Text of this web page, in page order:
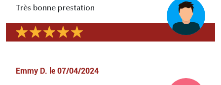
Très bonne prestation
Emmy D. le 07/04/2024